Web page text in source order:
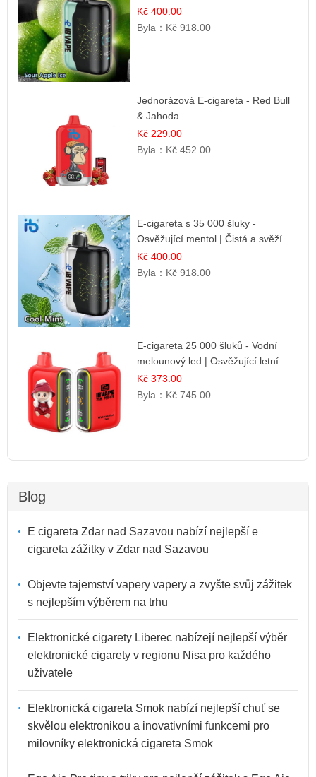
kyselá jablka
Kč 400.00
Byla： Kč 918.00
Jednorázová E-cigareta - Red Bull
& Jahoda
Kč 229.00
Byla： Kč 452.00
E-cigareta s 35 000 šluky -
Osvěžující mentol | Čistá a svěží
chuť
Kč 400.00
Byla： Kč 918.00
E-cigareta 25 000 šluků - Vodní
melounový led | Osvěžující letní
příchuť
Kč 373.00
Byla： Kč 745.00
Blog
E cigareta Zdar nad Sazavou nabízí nejlepší e
cigareta zážitky v Zdar nad Sazavou
Objevte tajemství vapery vapery a zvyšte svůj zážitek
s nejlepším výběrem na trhu
Elektronické cigarety Liberec nabízejí nejlepší výběr
elektronické cigarety v regionu Nisa pro každého
uživatele
Elektronická cigareta Smok nabízí nejlepší chuť se
skvělou elektronikou a inovativními funkcemi pro
milovníky elektronická cigareta Smok